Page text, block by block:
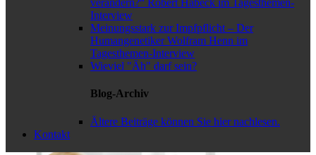
verändern?“ Robert Habeck im Tagesthemen-
Interview
Meinungsstark zur Impfpflicht – Der
Humangenetiker Wolfram Henn im
Tagesthemen-Interview
Wieviel "Äh" darf sein?
Blog-Archiv
Ältere Beiträge können Sie hier nachlesen.
Kontakt